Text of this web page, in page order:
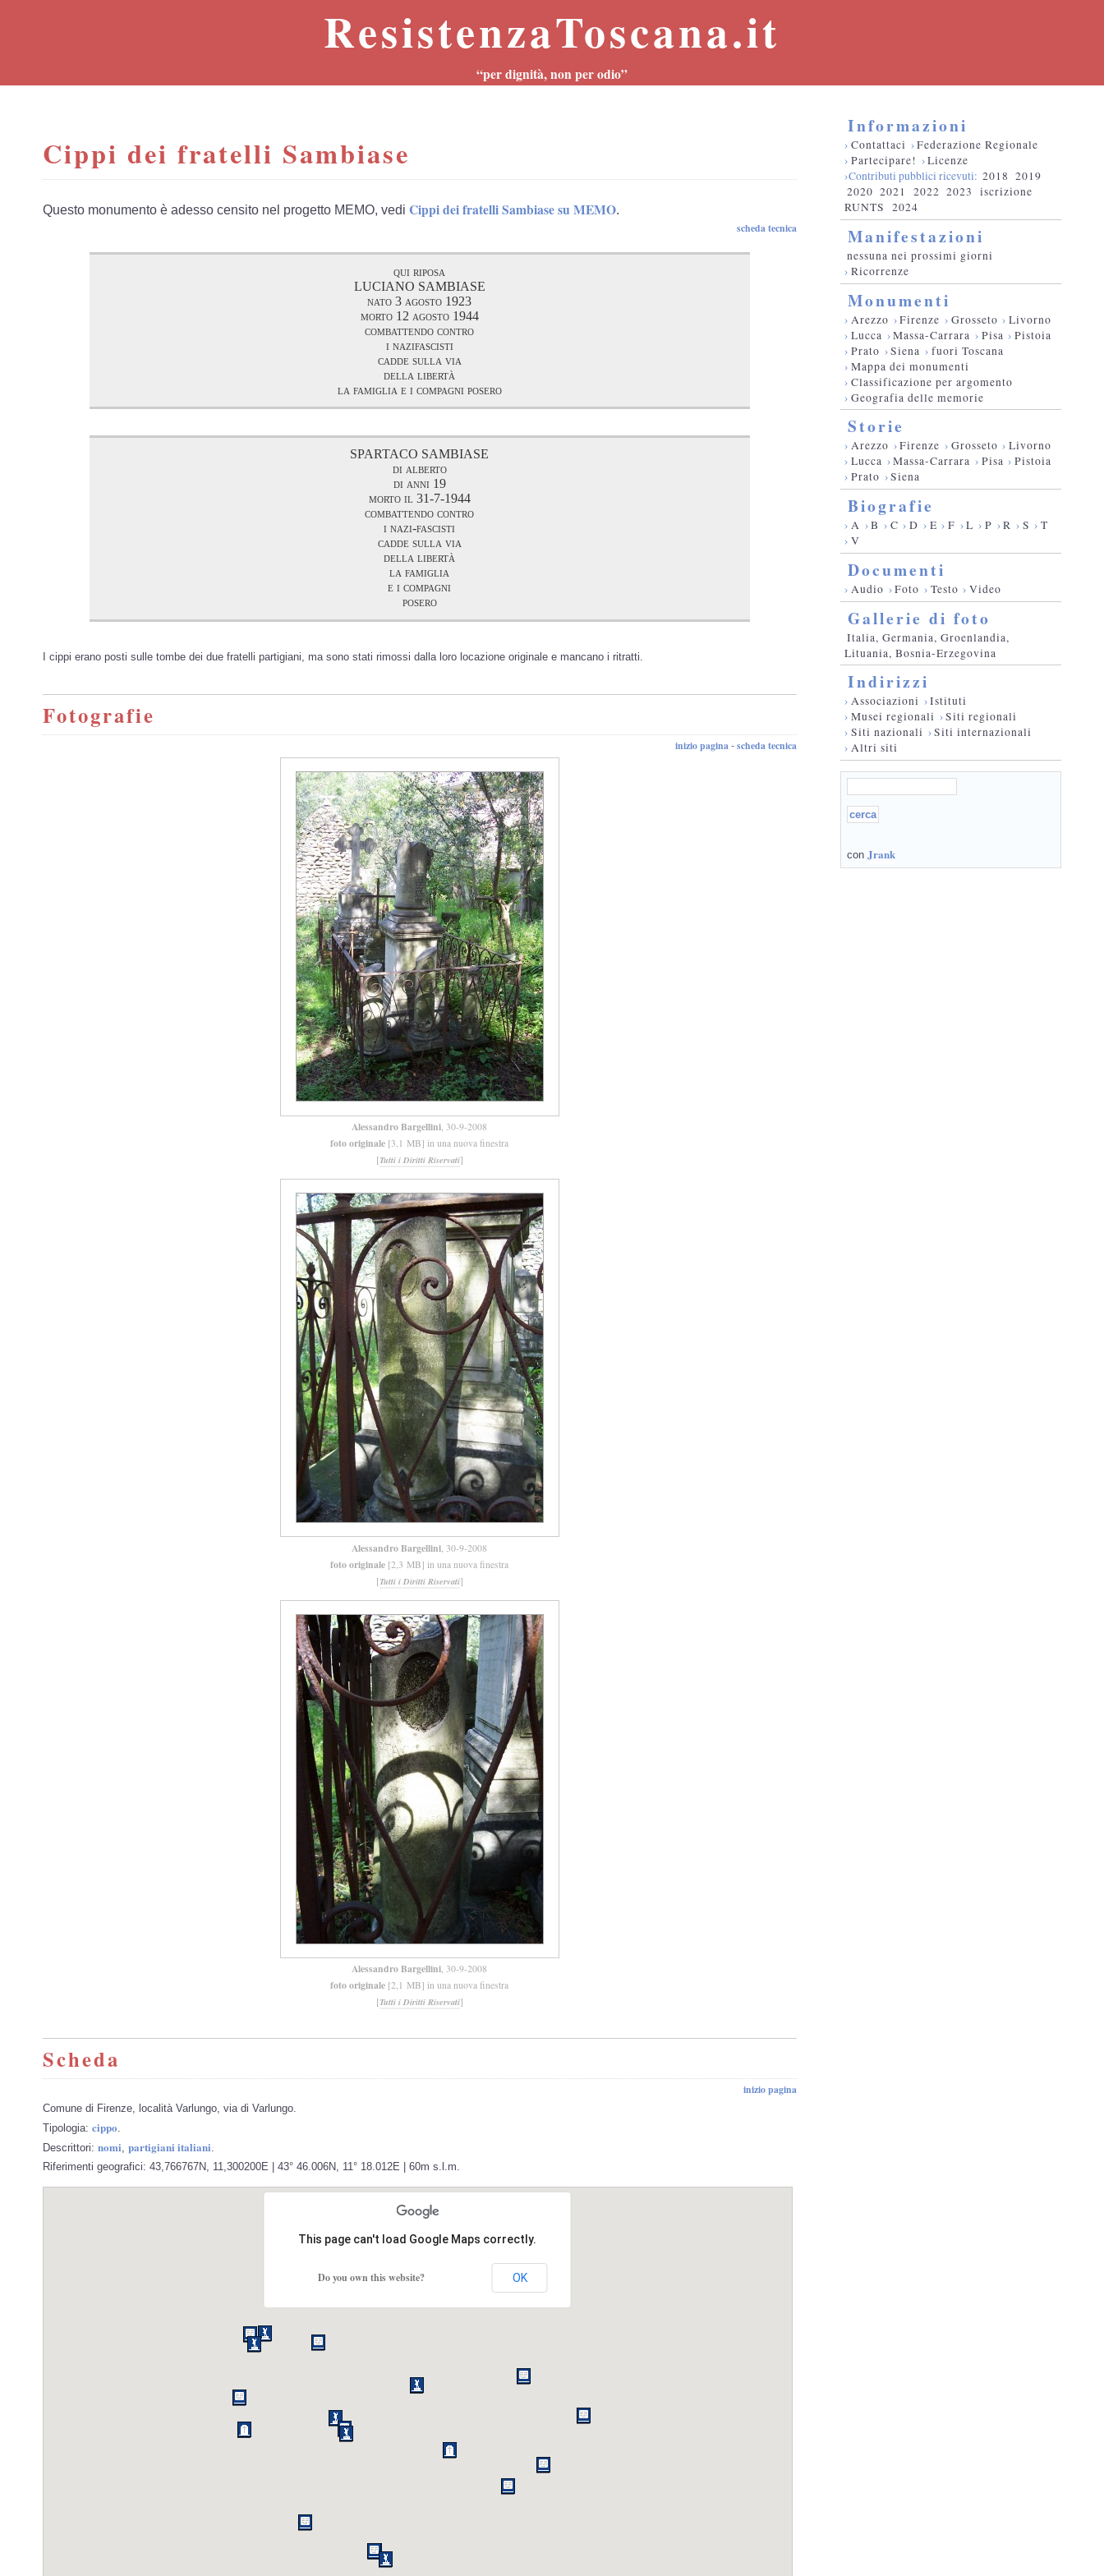
ResistenzaToscana.it
“per dignità, non per odio”
Cippi dei fratelli Sambiase
Questo monumento è adesso censito nel progetto MEMO, vedi Cippi dei fratelli Sambiase su MEMO.
scheda tecnica
qui riposa
LUCIANO SAMBIASE
nato 3 agosto 1923
morto 12 agosto 1944
combattendo contro
i nazifascisti
cadde sulla via
della libertà
la famiglia e i compagni posero
SPARTACO SAMBIASE
di alberto
di anni 19
morto il 31-7-1944
combattendo contro
i nazi-fascisti
cadde sulla via
della libertà
la famiglia
e i compagni
posero
I cippi erano posti sulle tombe dei due fratelli partigiani, ma sono stati rimossi dalla loro locazione originale e mancano i ritratti.
Fotografie
inizio pagina - scheda tecnica
Alessandro Bargellini , 30-9-2008
foto originale [3,1 MB] in una nuova finestra
[Tutti i Diritti Riservati]
Alessandro Bargellini , 30-9-2008
foto originale [2,3 MB] in una nuova finestra
[Tutti i Diritti Riservati]
Alessandro Bargellini, 30-9-2008
foto originale [2,1 MB] in una nuova finestra
[Tutti i Diritti Riservati]
Scheda
inizio pagina
Comune di Firenze, località Varlungo, via di Varlungo.
Tipologia: cippo
Descrittori: nomi partigiani italiani
Riferimenti geografici: 43,766767N, 11,300200E | 43° 46.006N, 11° 18.012E | 60m s.l.m.
This page can't load Google Maps correctly.
Do you own this website? OK
Informazioni
› Contattaci ›Federazione Regionale
› Partecipare! ›Licenze
›Contributi pubblici ricevuti: 2018 2019
2020 2021 2022 2023
iscrizione
RUNTS
2024
Manifestazioni
nessuna nei prossimi giorni
› Ricorrenze
Monumenti
› Arezzo ›Firenze › Grosseto › Livorno
› Lucca ›Massa-Carrara › Pisa › Pistoia
› Prato ›Siena › fuori Toscana
› Mappa dei monumenti
› Classificazione per argomento
› Geografia delle memorie
Storie
› Arezzo ›Firenze › Grosseto › Livorno
› Lucca ›Massa-Carrara › Pisa › Pistoia
› Prato ›Siena
Biografie
› A ›B › C › D › E › F ›L › P ›R › S › T
› V
Documenti
› Audio ›Foto › Testo › Video
Gallerie di foto
Italia, Germania, Groenlandia,
Lituania, Bosnia-Erzegovina
Indirizzi
› Associazioni ›Istituti
› Musei regionali ›Siti regionali
› Siti nazionali ›Siti internazionali
› Altri siti
con Jrank